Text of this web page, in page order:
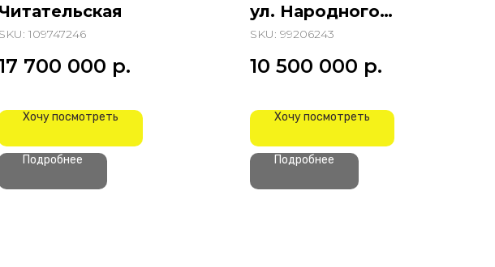
Читательская
SKU: 109747246
700 000 р.
Хочу посмотреть
Подробнее
ул. Народного
Ополчения
SKU: 99206243
10 500 000 р.
Хочу посмотреть
Подробнее